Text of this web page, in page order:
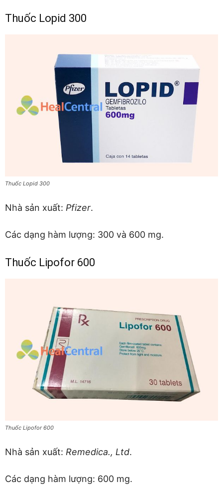
Thuốc Lopid 300
Thuốc Lopid 300
Nhà sản xuất: Pfizer.
Các dạng hàm lượng: 300 và 600 mg.
Thuốc Lipofor 600
Thuốc Lipofor 600
Nhà sản xuất: Remedica., Ltd.
Các dạng hàm lượng: 600 mg.